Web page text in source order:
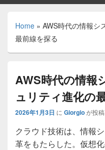
Home » AWS時代の情報シ
最前線を探る
AWS時代の情報
ュリティ進化の
2026年1月3日 に Giorgioが投稿
クラウド技術は、情報
革をもたらした。 仮想